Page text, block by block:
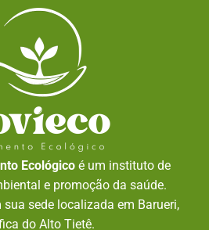
Ecológico é um instituto de
e promoção da saúde.
sede localizada em Barueri,
do Alto Tietê.